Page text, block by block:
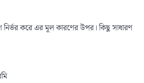
নির্ভর করে এর মূল কারণের উপর। কিছু সাধারণ